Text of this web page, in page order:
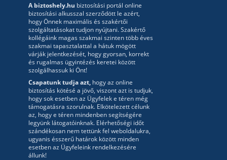
A biztoshely.hu biztosítási portál online
biztosítási alkusszal szerződött le azért,
hogy Önnek maximális és szakértői
szolgáltatásokat tudjon nyújtani. Szakértő
kollégáink magas szakmai szinten több éves
szakmai tapasztalattal a hátuk mögött
várják jelentkezését, hogy gyorsan, korrekt
és rugalmas ügyintézés keretei között
szolgálhassuk ki Önt!
Csapatunk tudja azt, hogy az online
biztosítás kötésé a jövő, viszont azt is tudjuk,
hogy sok esetben az Ügyfelek e téren még
támogatásra szorulnak. Elkötelezett célunk
az, hogy e téren mindenben segítségére
legyünk látogatóinknak. Elérhetőségi időt
szándékosan nem tettünk fel weboldalukra,
ugyanis ésszerű határok között minden
esetben az Ügyfeleink rendelkezésére
állunk!